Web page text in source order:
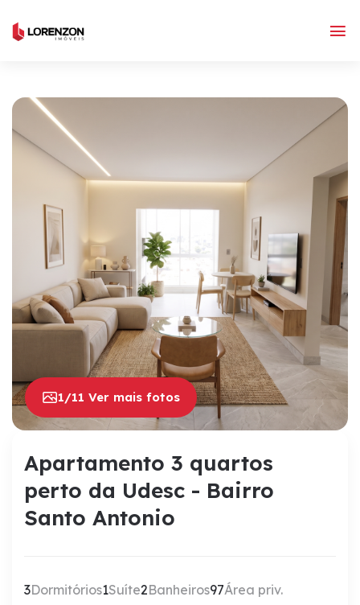
1/11 Ver mais fotos
Apartamento 3 quartos
perto da Udesc - Bairro
Santo Antonio
3Dormitórios1Suíte2Banheiros97Área priv.